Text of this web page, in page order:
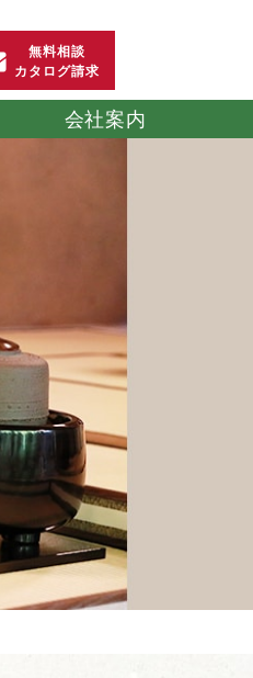
無料相談
カタログ請求
ストレッチマット
サイズオーダー
抗菌洗える畳
会社案内